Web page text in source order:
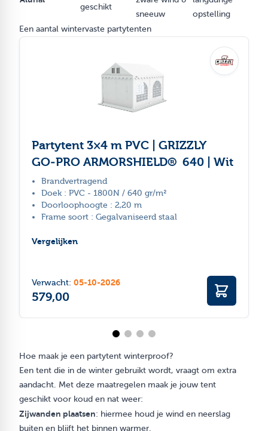
geschikt
sneeuw
opstelling
Een aantal wintervaste partytenten
Partytent 3×4 m PVC | GRIZZLY
GO‑PRO ARMORSHIELD® 640 | Wit
Brandvertragend
Doek : PVC - 1800N / 640 gr/m²
Doorloophoogte : 2,20 m
Frame soort : Gegalvaniseerd staal
Vergelijken
Verwacht: 05-10-2026
579,00
Hoe maak je een partytent winterproof?
Een tent die in de winter gebruikt wordt, vraagt om extra
aandacht. Met deze maatregelen maak je jouw tent
geschikt voor koud en nat weer:
Zijwanden plaatsen: hiermee houd je wind en neerslag
buiten en blijft het binnen warmer.